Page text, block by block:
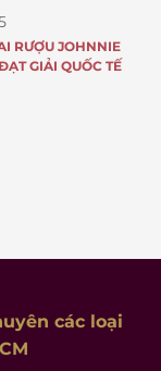
RƯỢU JOHNNIE
GIẢI QUỐC TẾ
các loại